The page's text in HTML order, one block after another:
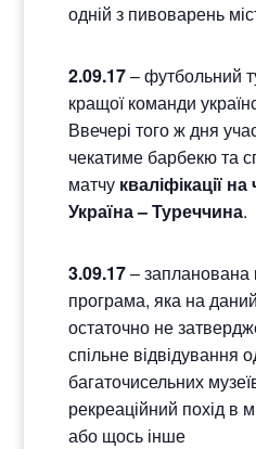
одній з пивоварень
2.09.17– футбольний
кращої команди
Ввечері того ж дня
чекатиме барбекю та
матчу кваліфікації
Україна – Туреччина.
3.09.17– запланована
програма, яка на
остаточно не
спільне відвідування
багаточисельних
рекреаційний похід в
або щось інше